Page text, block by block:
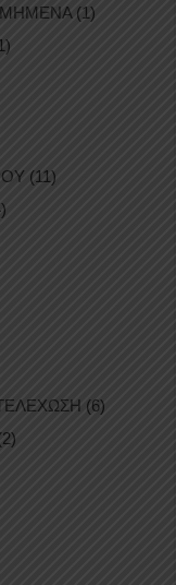
(1)
(11)
(6)